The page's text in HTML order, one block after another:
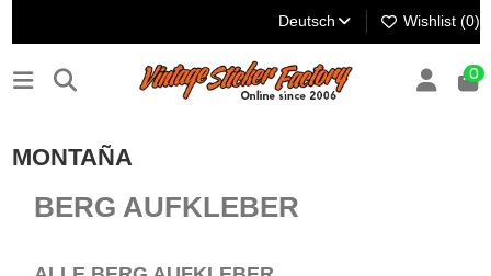
Deutsch Wishlist (0)
0
MONTAÑA
BERG AUFKLEBER